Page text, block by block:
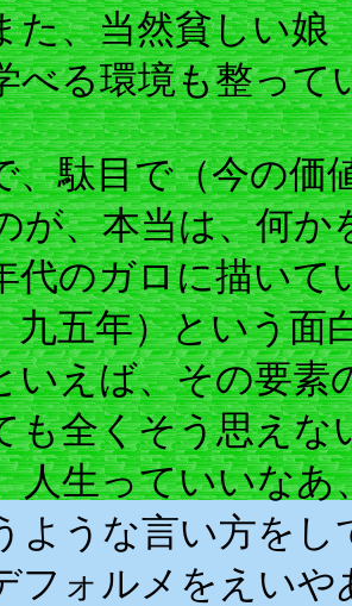
た、当然貧しい娘
べる環境も整って
駄目で（今の価
が、本当は、何
代のガロに描いて
九五年）という面
いえば、その要素
も全くそう思え
人生っていいな
ような言い方を
フォルメをえい